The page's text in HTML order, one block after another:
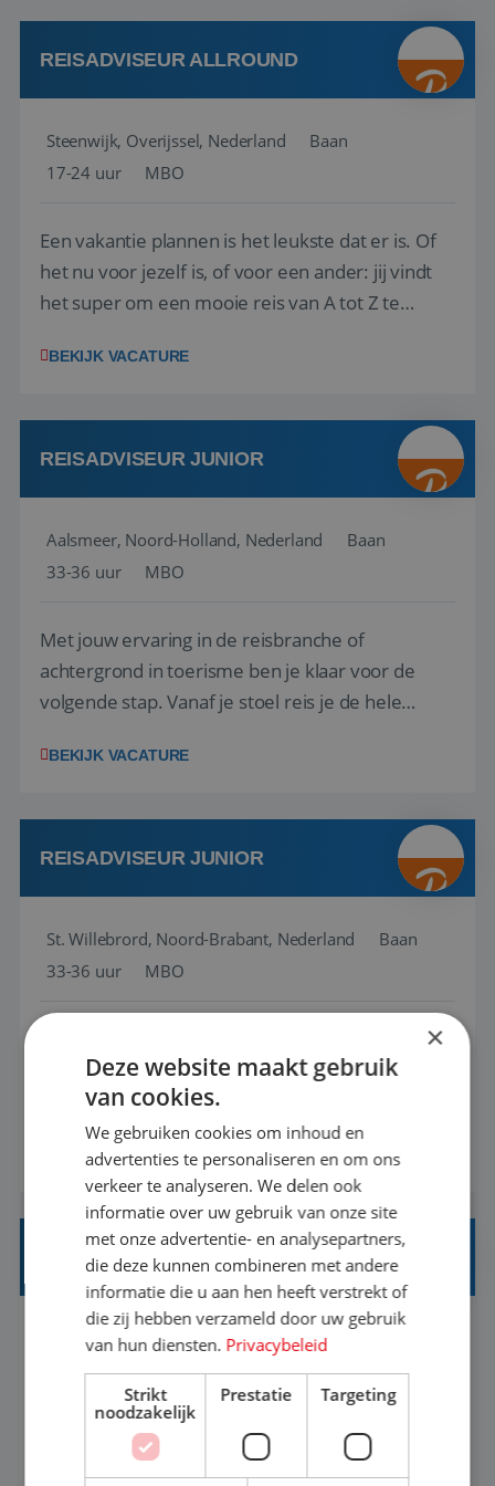
kwaliteitsbewaking van alles wat met IATA te m...
REISADVISEUR ALLROUND
Steenwijk, Overijssel, Nederland
Baan
17-24 uur
MBO
Een vakantie plannen is het leukste dat er is. Of
het nu voor jezelf is, of voor een ander: jij vindt
het super om een mooie reis van A tot Z te
vakantiegangers de meest prachtige plekjes op
werken: of het nu gaat om vragen ...
BEKIJK VACATURE
REISADVISEUR JUNIOR
Aalsmeer, Noord-Holland, Nederland
Baan
33-36 uur
MBO
Met jouw ervaring in de reisbranche of
achtergrond in toerisme ben je klaar voor de
volgende stap. Vanaf je stoel reis je de hele
wensen van je team, je klant en wat er in de
klanten te overtuigen om die droomreis te
boeken! ...
BEKIJK VACATURE
REISADVISEUR JUNIOR
St. Willebrord, Noord-Brabant, Nederland
Baan
33-36 uur
MBO
achtergrond in toerisme ben je klaar voor de
volgende stap. Vanaf je stoel reis je de hele
wereld over en speel je moeiteloos in op de
wensen van je team, je klant en wat er in de
reiswereld gebeurt. Met je enthousiasme weet je
klanten te overtuigen om die droomreis te
boeken! ...
BEKIJK VACATURE
REISADVISEUR JUNIOR
Bunschoten-Spakenburg, Utrecht, Nederland
37-40+ uur
MBO
Met jouw ervaring in de reisbranche of
achtergrond in toerisme ben je klaar voor de
×
Deze website maakt gebruik
van cookies.
We gebruiken cookies om inhoud en
advertenties te personaliseren en om ons
verkeer te analyseren. We delen ook
informatie over uw gebruik van onze site
met onze advertentie- en analysepartners,
die deze kunnen combineren met andere
informatie die u aan hen heeft verstrekt of
die zij hebben verzameld door uw gebruik
van hun diensten. Privacybeleid
Strikt
noodzakelijk
Prestatie Targeting